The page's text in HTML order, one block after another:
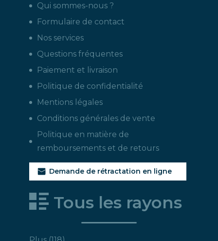
Qui sommes-nous ?
Formulaire de contact
Nos services
Questions fréquentes
Paiement et livraison
Politique de confidentialité
Mentions légales
Conditions générales de vente
Politique en matière de
remboursements et de retours
Demande de rétractation en ligne
Tous les rayons
118